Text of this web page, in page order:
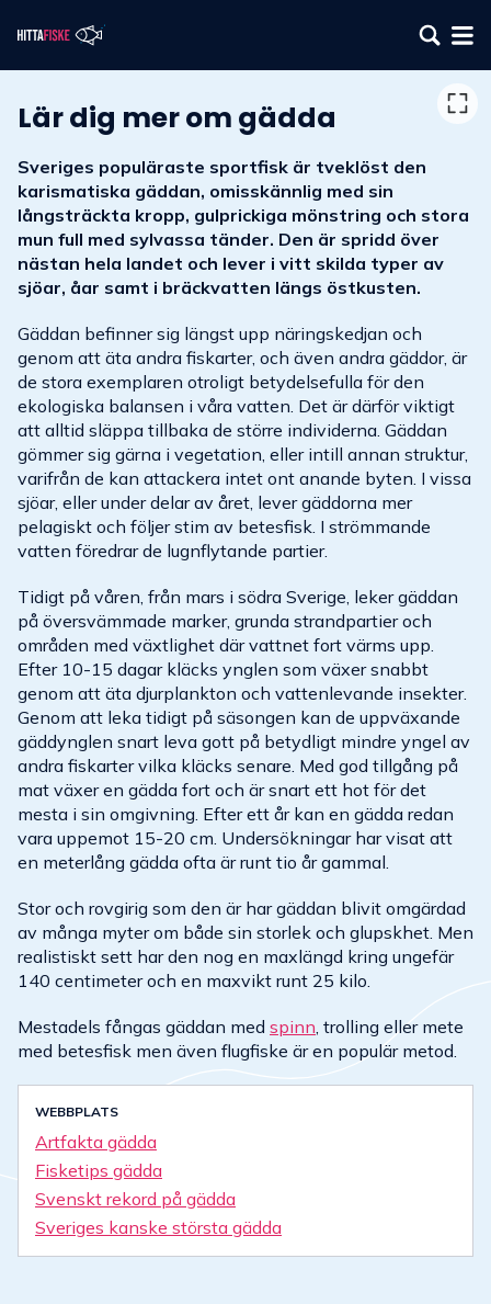
Lär dig mer om gädda
Sveriges populäraste sportfisk är tveklöst den
karismatiska gäddan, omisskännlig med sin
långsträckta kropp, gulprickiga mönstring och stora
mun full med sylvassa tänder. Den är spridd över
nästan hela landet och lever i vitt skilda typer av
sjöar, åar samt i bräckvatten längs östkusten.
Gäddan befinner sig längst upp näringskedjan och
genom att äta andra fiskarter, och även andra gäddor, är
de stora exemplaren otroligt betydelsefulla för den
ekologiska balansen i våra vatten. Det är därför viktigt
att alltid släppa tillbaka de större individerna. Gäddan
gömmer sig gärna i vegetation, eller intill annan struktur,
varifrån de kan attackera intet ont anande byten. I vissa
sjöar, eller under delar av året, lever gäddorna mer
pelagiskt och följer stim av betesfisk. I strömmande
vatten föredrar de lugnflytande partier.
Tidigt på våren, från mars i södra Sverige, leker gäddan
på översvämmade marker, grunda strandpartier och
områden med växtlighet där vattnet fort värms upp.
Efter 10-15 dagar kläcks ynglen som växer snabbt
genom att äta djurplankton och vattenlevande insekter.
Genom att leka tidigt på säsongen kan de uppväxande
gäddynglen snart leva gott på betydligt mindre yngel av
andra fiskarter vilka kläcks senare. Med god tillgång på
mat växer en gädda fort och är snart ett hot för det
mesta i sin omgivning. Efter ett år kan en gädda redan
vara uppemot 15-20 cm. Undersökningar har visat att
en meterlång gädda ofta är runt tio år gammal.
Stor och rovgirig som den är har gäddan blivit omgärdad
av många myter om både sin storlek och glupskhet. Men
realistiskt sett har den nog en maxlängd kring ungefär
140 centimeter och en maxvikt runt 25 kilo.
Mestadels fångas gäddan med spinn, trolling eller mete
med betesfisk men även flugfiske är en populär metod.
WEBBPLATS
Artfakta gädda
Fisketips gädda
Svenskt rekord på gädda
Sveriges kanske största gädda